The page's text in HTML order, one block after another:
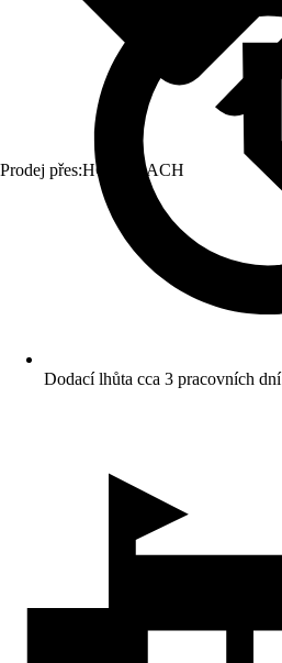
Prodej přes:HORNBACH
Dodací lhůta cca 3 pracovních dní